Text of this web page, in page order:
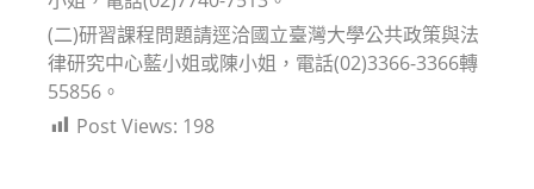
(二)研習課程問題請逕洽國立臺灣大學公共政策與法
律研究中心藍小姐或陳小姐，電話(02)3366-3366轉
55856。
Post Views: 198